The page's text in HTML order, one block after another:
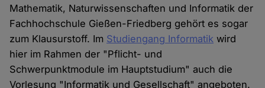
Mathematik, Naturwissenschaften und Informatik der
Fachhochschule Gießen-Friedberg gehört es sogar
zum Klausurstoff. Im Studiengang Informatik wird
hier im Rahmen der "Pflicht- und
Schwerpunktmodule im Hauptstudium" auch die
Vorlesung "Informatik und Gesellschaft" angeboten.